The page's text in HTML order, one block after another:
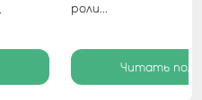
роли...
Читать